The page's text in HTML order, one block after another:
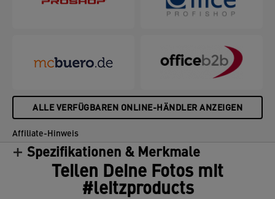
ALLE VERFÜGBAREN ONLINE-HÄNDLER ANZEIGEN
Affiliate-Hinweis
Spezifikationen & Merkmale
Teilen Deine Fotos mit
#leitzproducts